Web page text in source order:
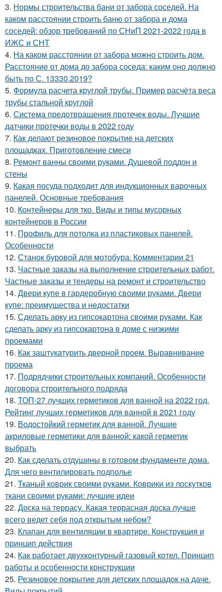
3. Нормы строительства бани от забора соседей. На
каком расстоянии строить баню от забора и дома
соседей: обзор требований по СНиП 2021-2022 года в
ИЖС и СНТ
4. На каком расстоянии от забора можно строить дом.
Расстояние от дома до забора соседа: каким оно должно
быть по С. 13330.2019?
5. Формула расчета круглой трубы. Пример расчёта веса
трубы стальной круглой
6. Система предотвращения протечек воды. Лучшие
датчики протечки воды в 2022 году
7. Как делают резиновое покрытие на детских
площадках. Приготовление смеси
8. Ремонт ванны своими руками. Душевой поддон и
стены
9. Какая посуда подходит для индукционных варочных
панелей. Основные требования
10. Контейнеры для тко. Виды и типы мусорных
контейнеров в России
11. Профиль для потолка из пластиковых панелей.
Особенности
12. Станок буровой для мотобура. Комментарии 21
13. Частные заказы на выполнение строительных работ.
Частные заказы и тендеры на ремонт и строительство
14. Двери купе в гардеробную своими руками. Двери
купе: преимущества и недостатки
15. Сделать арку из гипсокартона своими руками. Как
сделать арку из гипсокартона в доме с низкими
проемами
16. Как заштукатурить дверной проем. Выравнивание
проема
17. Подрядчики строительных компаний. Особенности
договора строительного подряда
18. ТОП-27 лучших герметиков для ванной на 2022 год.
Рейтинг лучших герметиков для ванной в 2021 году
19. Водостойкий герметик для ванной. Лучшие
акриловые герметики для ванной: какой герметик
выбрать
20. Как сделать отдушины в готовом фундаменте дома.
Для чего вентилировать подполье
21. Тканый коврик своими руками. Коврики из лоскутков
ткани своими руками: лучшие идеи
22. Доска на террасу. Какая террасная доска лучше
всего ведет себя под открытым небом?
23. Клапан для вентиляции в квартире. Конструкция и
принцип действия
24. Как работает двухконтурный газовый котел. Принцип
работы и особенности конструкции
25. Резиновое покрытие для детских площадок на даче.